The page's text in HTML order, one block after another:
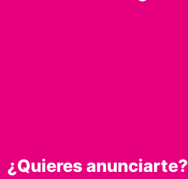
¿Quieres anunciarte?